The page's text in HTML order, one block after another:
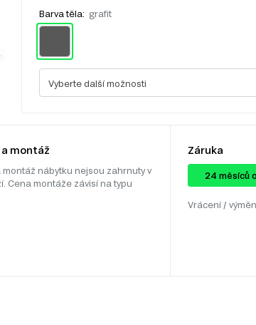
Barva těla: grafit
Vyberte další možnosti
montáž
montáž nábytku nejsou zahrnuty v
Cena montáže závisí na typu
Záruka
24 ​​​​měsíců
Vrácení /